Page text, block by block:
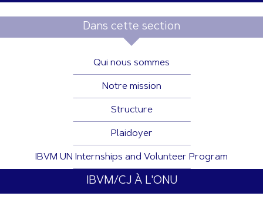
Dans cette section
Qui nous sommes
Notre mission
Structure
Plaidoyer
IBVM UN Internships and Volunteer Program
IBVM/CJ À L'ONU